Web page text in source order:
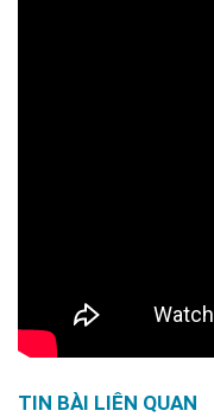
TIN BÀI LIÊN QUAN